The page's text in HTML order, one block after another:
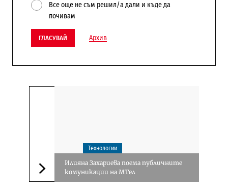
Все още не съм решил/а дали и къде да
почивам
ГЛАСУВАЙ Архив
Следваща новина
Технологии
Илияна Захариевa поема публичните
комуникации на МТел